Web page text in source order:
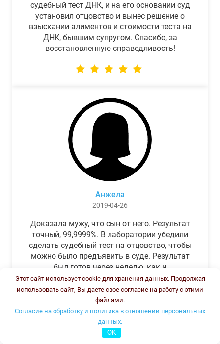
судебный тест ДНК, и на его основании суд
установил отцовство и вынес решение о
взыскании алиментов и стоимости теста на
ДНК, бывшим супругом. Спасибо, за
восстановленную справедливость!
Анжела
2019-04-26
Доказала мужу, что сын от него. Результат
точный, 99,9999%. В лаборатории убедили
сделать судебный тест на отцовство, чтобы
можно было предъявить в суде. Результат
был готов через неделю, как и
обещали.Теперь муж бегает и извиняется.
Этот сайт использует cookie для хранения данных. Продолжая
использовать сайт, Вы даете свое согласие на работу с этими
файлами.
Согласие на обработку и политика в отношении персональных
данных.
OK